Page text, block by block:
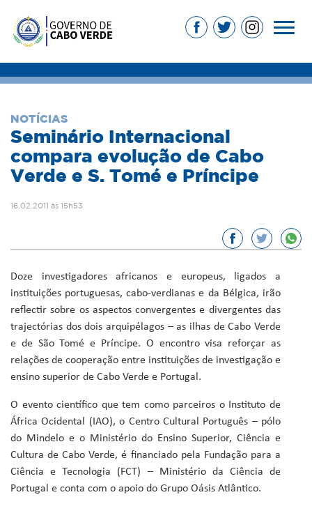
NOTÍCIAS
Seminário Internacional
compara evolução de Cabo
Verde e S. Tomé e Príncipe
16.02.2011 às 15h53
Doze investigadores africanos e europeus, ligados a
instituições portuguesas, cabo-verdianas e da Bélgica, irão
reflectir sobre os aspectos convergentes e divergentes das
trajectórias dos dois arquipélagos – as ilhas de Cabo Verde
e de São Tomé e Príncipe. O encontro visa reforçar as
relações de cooperação entre instituições de investigação e
ensino superior de Cabo Verde e Portugal.
O evento científico que tem como parceiros o Instituto de
África Ocidental (IAO), o Centro Cultural Português – pólo
do Mindelo e o Ministério do Ensino Superior, Ciência e
Cultura de Cabo Verde, é financiado pela Fundação para a
Ciência e Tecnologia (FCT) – Ministério da Ciência de
Portugal e conta com o apoio do Grupo Oásis Atlântico.